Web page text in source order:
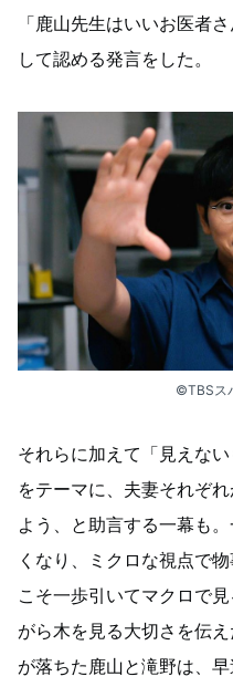
「鹿山先生はいいお医者
して認める発言をした。
©︎TBSス
それらに加えて「見えな
をテーマに、夫妻それぞ
よう、と助言する一幕も
くなり、ミクロな視点で
こそ一歩引いてマクロで
がら木を見る大切さを伝
が落ちた鹿山と滝野は、